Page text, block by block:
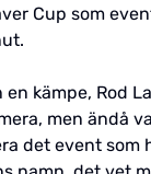
Cup som
kämpe, Rod
men ändå
det event som